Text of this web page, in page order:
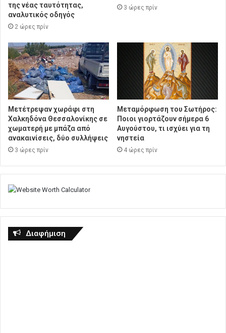
της νέας ταυτότητας,
αναλυτικός οδηγός
2 ώρες πρίν
3 ώρες πρίν
Μετέτρεψαν χωράφι στη
Χαλκηδόνα Θεσσαλονίκης σε
χωματερή με μπάζα από
ανακαινίσεις, δύο συλλήψεις
3 ώρες πρίν
Μεταμόρφωση του Σωτήρος:
Ποιοι γιορτάζουν σήμερα 6
Αυγούστου, τι ισχύει για τη
νηστεία
4 ώρες πρίν
Διαφήμιση